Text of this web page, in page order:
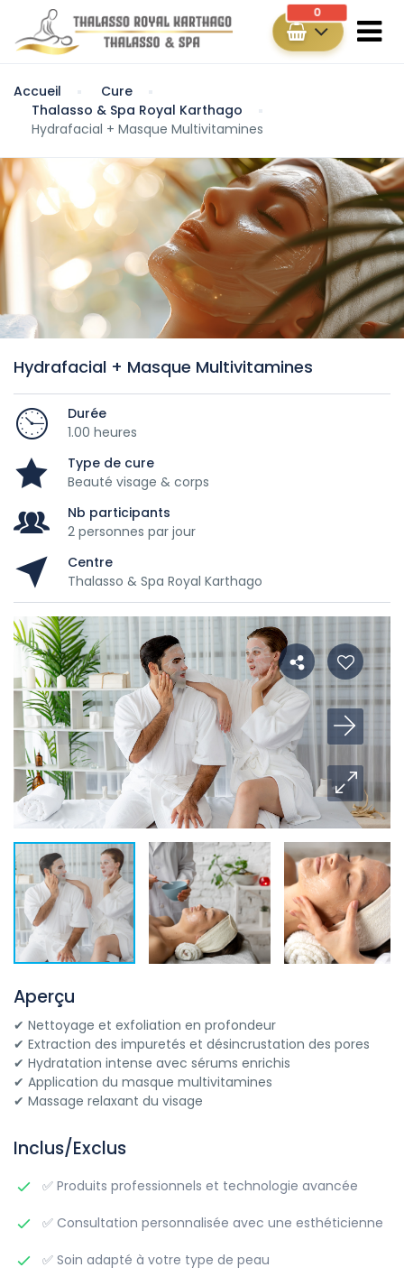
0
Accueil
Cure
Thalasso & Spa Royal Karthago
Hydrafacial + Masque Multivitamines
Hydrafacial + Masque Multivitamines
Durée
1.00 heures
Type de cure
Beauté visage & corps
Nb participants
2 personnes par jour
Centre
Thalasso & Spa Royal Karthago
Aperçu
✔ Nettoyage et exfoliation en profondeur
✔ Extraction des impuretés et désincrustation des pores
✔ Hydratation intense avec sérums enrichis
✔ Application du masque multivitamines
✔ Massage relaxant du visage
Inclus/Exclus
✅ Produits professionnels et technologie avancée
✅ Consultation personnalisée avec une esthéticienne
✅ Soin adapté à votre type de peau